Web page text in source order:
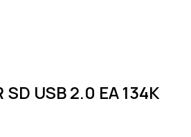
SD USB 2.0 EA 134K